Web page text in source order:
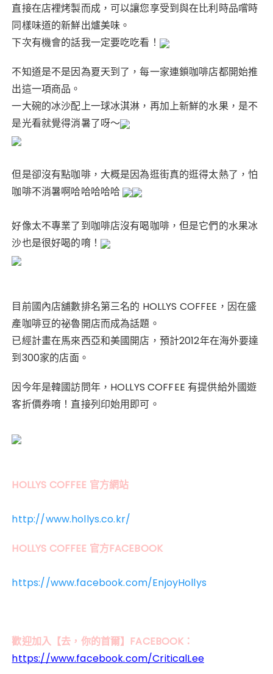
直接在店裡烤製而成，可以讓您享受到與在比利時品嚐時
同樣味道的新鮮出爐美味。
下次有機會的話我一定要吃吃看！
不知道是不是因為夏天到了，每一家連鎖咖啡店都開始推
出這一項商品。
一大碗的冰沙配上一球冰淇淋，再加上新鮮的水果，是不
是光看就覺得消暑了呀～
但是卻沒有點咖啡，大概是因為逛街真的逛得太熱了，怕
咖啡不消暑啊哈哈哈哈哈
好像太不專業了到咖啡店沒有喝咖啡，但是它們的水果冰
沙也是很好喝的唷！
目前國內店舖數排名第三名的 HOLLYS COFFEE，因在盛
產咖啡豆的祕魯開店而成為話題。
已經計畫在馬來西亞和美國開店，預計2012年在海外要達
到300家的店面。
因今年是韓國訪問年，HOLLYS COFFEE 有提供給外國遊
客折價券唷！直接列印始用即可。
HOLLYS COFFEE 官方網站
http://www.hollys.co.kr/
HOLLYS COFFEE 官方FACEBOOK
https://www.facebook.com/EnjoyHollys
歡迎加入【去，你的首爾】FACEBOOK：
https://www.facebook.com/CriticalLee